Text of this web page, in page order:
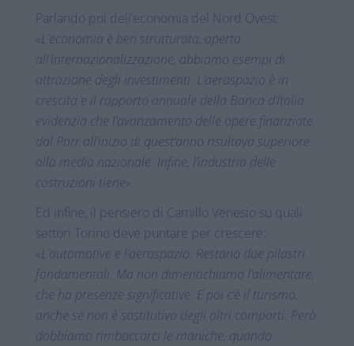
Parlando poi dell’economia del Nord Ovest:
«L’economia è ben strutturata, aperta
all’internazionalizzazione, abbiamo esempi di
attrazione degli investimenti. L’aerospazio è in
crescita e il rapporto annuale della Banca d’Italia
evidenzia che l’avanzamento delle opere finanziate
dal Pnrr all’inizio di quest’anno risultava superiore
alla media nazionale. Infine, l’industria delle
costruzioni tiene».
Ed infine, il pensiero di Camillo Venesio su quali
settori Torino deve puntare per crescere:
«L’automotive e l’aerospazio. Restano due pilastri
fondamentali. Ma non dimentichiamo l’alimentare,
che ha presenze significative. E poi c’è il turismo,
anche se non è sostitutivo degli altri comparti. Però
dobbiamo rimboccarci le maniche, quando